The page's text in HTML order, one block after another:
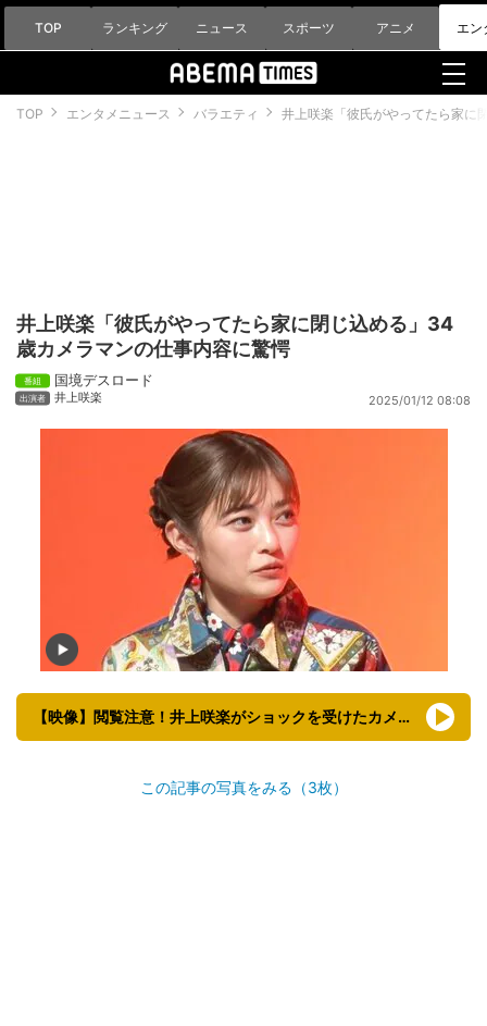
TOP ランキング ニュース スポーツ アニメ エン
TOP エンタメニュース バラエティ 井上咲楽「彼氏がやってたら家に
井上咲楽「彼氏がやってたら家に閉じ込める」34
歳カメラマンの仕事内容に驚愕
国境デスロード
井上咲楽 2025/01/12 08:08
【映像】閲覧注意！井上咲楽がショックを受けたカメラマンの仕事内容
この記事の写真をみる（3枚）